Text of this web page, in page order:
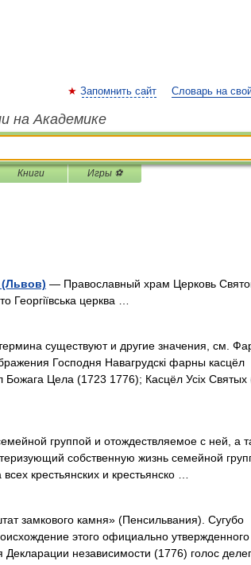
Запомнить сайт Словарь на
на Академике
Книги Игры ⚽
(Львов) — Православный храм Церковь
Георгіївська церква …
существуют и другие значения, см.
Господня Навагрудскі фарны касцёл
Цела (1723 1776); Касцёл Усіх
группой и отождествляемое с ней, а
собственную жизнь семейной
крестьянских и крестьянско …
замкового камня» (Пенсильвания). Сугубо
этого официально
независимости (1776) голос